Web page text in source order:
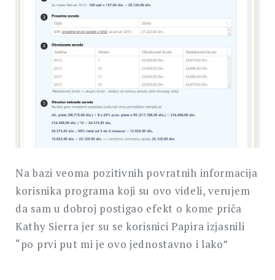
Na bazi veoma pozitivnih povratnih informacija
korisnika programa koji su ovo videli, verujem
da sam u dobroj postigao efekt o kome priča
Kathy Sierra jer su se korisnici Papira izjasnili
“po prvi put mi je ovo jednostavno i lako”